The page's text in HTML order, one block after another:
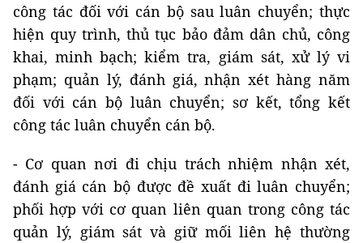
công tác đối với cán bộ sau luân chuyển; thực
hiện quy trình, thủ tục bảo đảm dân chủ, công
khai, minh bạch; kiểm tra, giám sát, xử lý vi
phạm; quản lý, đánh giá, nhận xét hàng năm
đối với cán bộ luân chuyển; sơ kết, tổng kết
công tác luân chuyển cán bộ.
- Cơ quan nơi đi chịu trách nhiệm nhận xét,
đánh giá cán bộ được đề xuất đi luân chuyển;
phối hợp với cơ quan liên quan trong công tác
quản lý, giám sát và giữ mối liên hệ thường